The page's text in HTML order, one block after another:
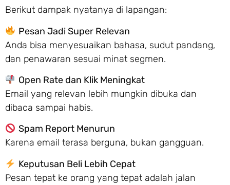
Berikut dampak nyatanya di lapangan:
Pesan Jadi Super Relevan
Anda bisa menyesuaikan bahasa, sudut pandang,
dan penawaran sesuai minat segmen.
Open Rate dan Klik Meningkat
Email yang relevan lebih mungkin dibuka dan
dibaca sampai habis.
Spam Report Menurun
Karena email terasa berguna, bukan gangguan.
Keputusan Beli Lebih Cepat
Pesan tepat ke orang yang tepat adalah jalan